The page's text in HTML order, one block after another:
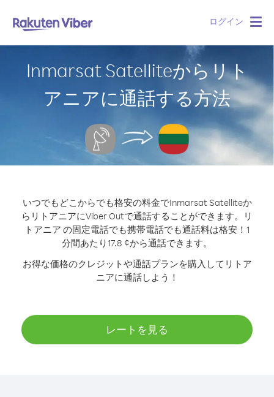
ログイン
Inmarsat Satelliteからリト
アニアに通話する方法
いつでもどこからでも格安の料金でInmarsat Satelliteか
らリトアニアにViber Outで通話することができます。
リ
トアニア の固定電話でも携帯電話でも通話料は格安！1
分間あたり17.8 ¢から通話できます。
お得な価格のクレジットや通話プランを購入してリトア
ニアに通話しよう！
レートを見る